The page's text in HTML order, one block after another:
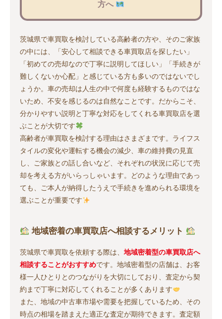
方へ
茨城県で車買取を検討している高齢者の方や、そのご家族
の中には、「安心して相談できる車買取店を探したい」
「初めての売却なので丁寧に説明してほしい」「手続きが
難しくないか心配」と感じている方も多いのではないでし
ょうか。車の売却は人生の中で何度も経験するものではな
いため、不安を感じるのは自然なことです。だからこそ、
分かりやすい説明と丁寧な対応をしてくれる車買取店を選
ぶことが大切です
高齢者が車買取を検討する理由はさまざまです。ライフス
タイルの変化や運転する機会の減少、車の維持費の見直
し、ご家族との話し合いなど、それぞれの状況に応じて売
却を考える方がいらっしゃいます。どのような理由であっ
ても、ご本人が納得したうえで手続きを進められる環境を
選ぶことが重要です
地域密着の車買取店へ相談するメリット
茨城県で車買取を依頼する際は、 地域密着型の車買取店へ
相談することがおすすめです。地域密着型の店舗は、お客
様一人ひとりとのつながりを大切にしており、査定から契
約まで丁寧に対応してくれることが多くあります
また、地域の中古車市場や需要を把握しているため、その
時点の相場を踏まえた適正な査定が期待できます。査定額